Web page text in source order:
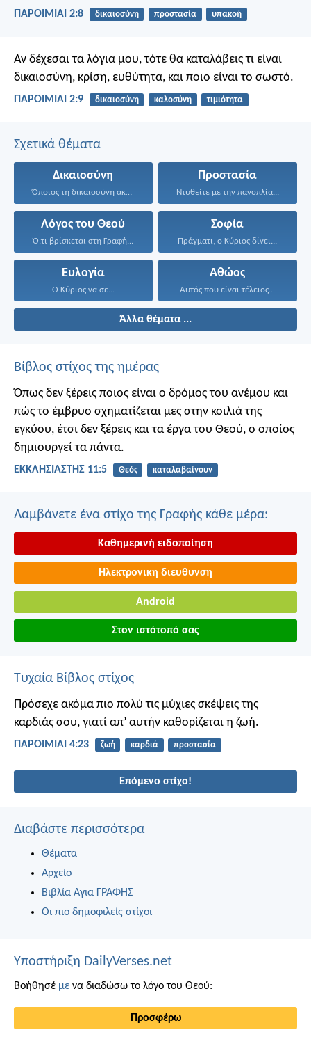
ΠΑΡΟΙΜΙΑΙ 2:8 δικαιοσύνη προστασία υπακοή
Αν δέχεσαι τα λόγια μου,τότε θα καταλάβεις τι είναι
δικαιοσύνη, κρίση, ευθύτητα, και ποιο είναι το σωστό.
ΠΑΡΟΙΜΙΑΙ 2:9 δικαιοσύνη καλοσύνη τιμιότητα
Σχετικά θέματα
Δικαιοσύνη
Όποιος τη δικαιοσύνη ακολουθεί...
Προστασία
Ντυθείτε με την πανοπλία...
Λόγος του Θεού
Ό,τι βρίσκεται στη Γραφή...
Σοφία
Πράγματι, ο Κύριος δίνει...
Ευλογία
Ο Κύριος να σε...
Αθώος
Αυτός που είναι τέλειος...
Άλλα θέματα ...
Βίβλος στίχος της ημέρας
Όπως δεν ξέρεις ποιος είναι ο δρόμος του ανέμου και
πώς το έμβρυο σχηματίζεται μες στην κοιλιά της
εγκύου, έτσι δεν ξέρεις και τα έργα του Θεού, ο οποίος
δημιουργεί τα πάντα.
ΕΚΚΛΗΣΙΑΣΤΗΣ 11:5 Θεός καταλαβαίνουν
Λαμβάνετε ένα στίχο της Γραφής κάθε μέρα:
Καθημερινή ειδοποίηση
Ηλεκτρονικη διευθυνση
Android
Στον ιστότοπό σας
Τυχαία Βίβλος στίχος
Πρόσεχε ακόμα πιο πολύ τις μύχιες σκέψεις της
καρδιάς σου, γιατί απ’ αυτήν καθορίζεται η ζωή.
ΠΑΡΟΙΜΙΑΙ 4:23 ζωή καρδιά προστασία
Επόμενο στίχο!
Διαβάστε περισσότερα
Θέματα
Αρχείο
Βιβλία Αγια ΓΡΑΦΗΣ
Οι πιο δημοφιλείς στίχοι
Υποστήριξη DailyVerses.net
Βοήθησέ με να διαδώσω το λόγο του Θεού:
Προσφέρω